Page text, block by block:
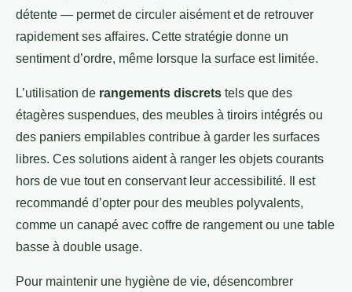
détente — permet de circuler aisément et de retrouver
rapidement ses affaires. Cette stratégie donne un
sentiment d’ordre, même lorsque la surface est limitée.
L’utilisation de rangements discrets tels que des
étagères suspendues, des meubles à tiroirs intégrés ou
des paniers empilables contribue à garder les surfaces
libres. Ces solutions aident à ranger les objets courants
hors de vue tout en conservant leur accessibilité. Il est
recommandé d’opter pour des meubles polyvalents,
comme un canapé avec coffre de rangement ou une table
basse à double usage.
Pour maintenir une hygiène de vie, désencombrer